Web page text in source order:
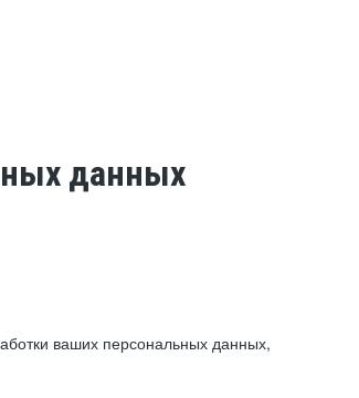
данных
ваших персональных данных,